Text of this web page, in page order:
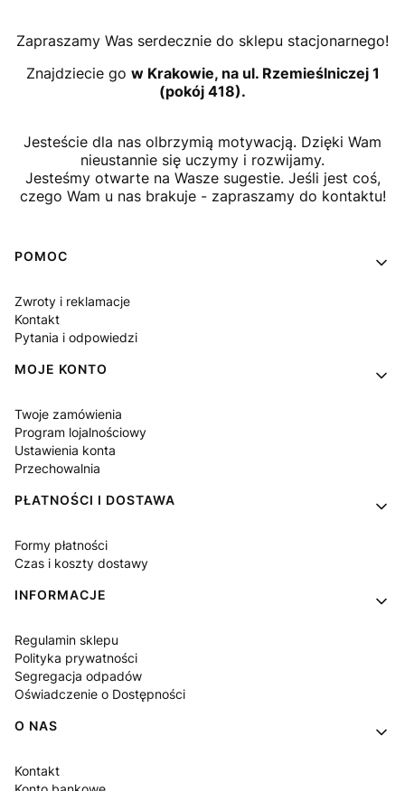
Zapraszamy Was serdecznie do sklepu stacjonarnego!
Znajdziecie go w Krakowie, na ul. Rzemieślniczej 1
(pokój 418).
Jesteście dla nas olbrzymią motywacją. Dzięki Wam
nieustannie się uczymy i rozwijamy.
Jesteśmy otwarte na Wasze sugestie. Jeśli jest coś,
czego Wam u nas brakuje - zapraszamy do kontaktu!
Linki w stopce
POMOC
Zwroty i reklamacje
Kontakt
Pytania i odpowiedzi
MOJE KONTO
Twoje zamówienia
Program lojalnościowy
Ustawienia konta
Przechowalnia
PŁATNOŚCI I DOSTAWA
Formy płatności
Czas i koszty dostawy
INFORMACJE
Regulamin sklepu
Polityka prywatności
Segregacja odpadów
Oświadczenie o Dostępności
O NAS
Kontakt